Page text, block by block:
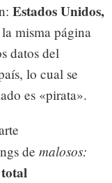
Estados Unidos,
misma página
datos del
lo cual se
es «pirata».
de malosos: